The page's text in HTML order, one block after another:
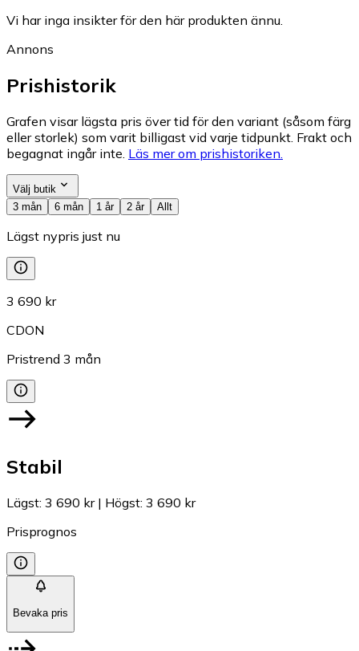
Vi har inga insikter för den här produkten ännu.
Annons
Prishistorik
Grafen visar lägsta pris över tid för den variant (såsom färg
eller storlek) som varit billigast vid varje tidpunkt. Frakt och
begagnat ingår inte. Läs mer om prishistoriken.
Välj butik
3 mån
6 mån 1 år 2 år Allt
Lägst nypris just nu
3 690 kr
CDON
Pristrend 3 mån
Stabil
Lägst: 3 690 kr| Högst: 3 690 kr
Prisprognos
Bevaka pris